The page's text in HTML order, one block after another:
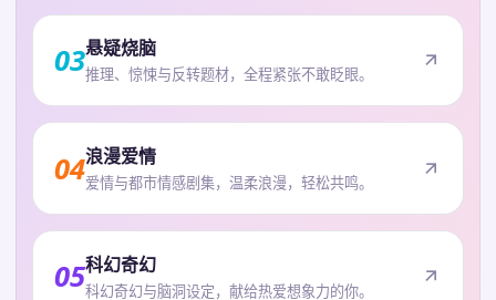
03悬疑烧脑
推理、惊悚与反转题材，全程紧张不敢眨眼。
04浪漫爱情
爱情与都市情感剧集，温柔浪漫，轻松共鸣。
05科幻奇幻
科幻奇幻与脑洞设定，献给热爱想象力的你。